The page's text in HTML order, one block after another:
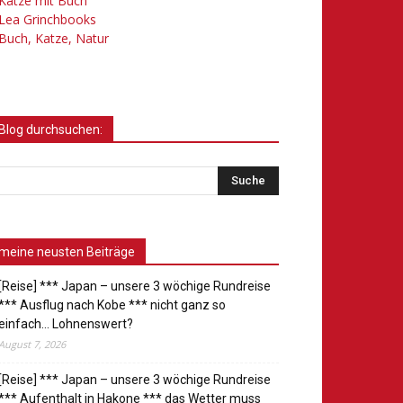
Lea Grinchbooks
Buch, Katze, Natur
Blog durchsuchen:
neusten Beiträge
[Reise] *** Japan – unsere 3 wöchige Rundreise
Ausflug nach Kobe *** nicht ganz so
Lohnenswert?
7, 2026
[Reise] *** Japan – unsere 3 wöchige Rundreise
Aufenthalt in Hakone *** das Wetter muss